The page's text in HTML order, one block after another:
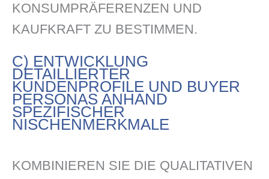
KONSUMPRÄFERENZEN UND
KAUFKRAFT ZU BESTIMMEN.
C) ENTWICKLUNG
DETAILLIERTER
KUNDENPROFILE UND BUYER
PERSONAS ANHAND
SPEZIFISCHER
NISCHENMERKMALE
KOMBINIEREN SIE DIE QUALITATIVEN